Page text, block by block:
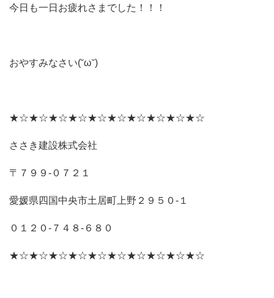
今日も一日お疲れさまでした！！！
おやすみなさい(˘ω˘)
★☆★☆★☆★☆★☆★☆★☆★☆★☆★☆
ささき建設株式会社
〒７９９‐０７２１
愛媛県四国中央市土居町上野２９５０‐１
０１２０‐７４８‐６８０
★☆★☆★☆★☆★☆★☆★☆★☆★☆★☆